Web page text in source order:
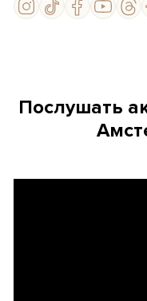
Поcлушать